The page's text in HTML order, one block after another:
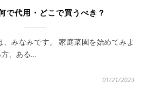
で代用・どこで買うべき？
方、ある…
01/21/2023